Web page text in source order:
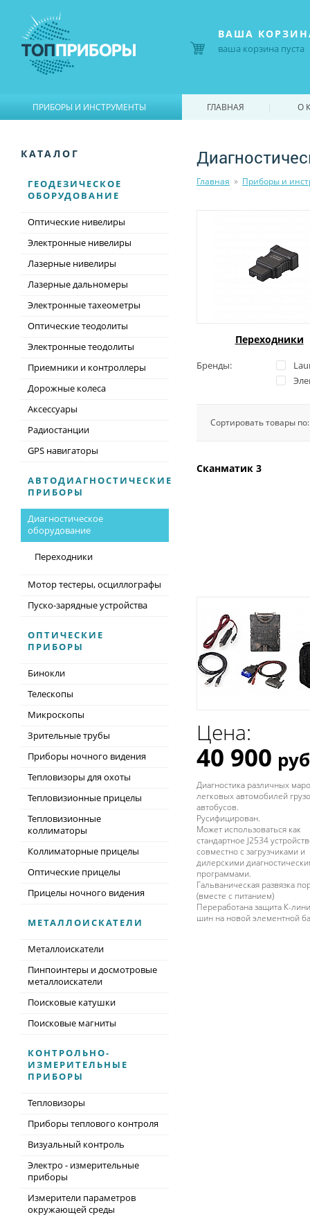
Главная » Приборы и
Переходники
Бренды:
Сортировать товары
Сканматик 3
Цена:
40 900
Диагностика различных
легковых автомобилей
автобусов.
Русифицирован.
Может использоваться как
стандартное J2534
совместно с загрузчиками и
дилерскими
программами.
Гальваническая развязка
(вместе с питанием)
Переработана защита К-
шин на новой элементной
КАТАЛОГ
ГЕОДЕЗИЧЕСКОЕ
ОБОРУДОВАНИЕ
Оптические нивелиры
Электронные нивелиры
Лазерные нивелиры
Лазерные дальномеры
Электронные тахеометры
Оптические теодолиты
Электронные теодолиты
Приемники и контроллеры
Дорожные колеса
Аксессуары
Радиостанции
GPS навигаторы
АВТОДИАГНОСТИЧЕСКИЕ
ПРИБОРЫ
Диагностическое
оборудование
Переходники
Мотор тестеры, осциллографы
Пуско-зарядные устройства
ОПТИЧЕСКИЕ
ПРИБОРЫ
Бинокли
Телескопы
Микроскопы
Зрительные трубы
Приборы ночного видения
Тепловизоры для охоты
Тепловизионные прицелы
Тепловизионные
коллиматоры
Коллиматорные прицелы
Оптические прицелы
Прицелы ночного видения
МЕТАЛЛОИСКАТЕЛИ
Металлоискатели
Пинпоинтеры и досмотровые
металлоискатели
Поисковые катушки
Поисковые магниты
КОНТРОЛЬНО-
ИЗМЕРИТЕЛЬНЫЕ
ПРИБОРЫ
Тепловизоры
Приборы теплового контроля
Визуальный контроль
Электро - измерительные
приборы
Измерители параметров
окружающей среды
ВАША
ваша корзина пуста
ПРИБОРЫ И ИНСТРУМЕНТЫ ГЛАВНАЯ | О